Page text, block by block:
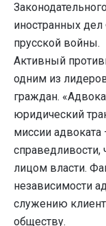
иностранных
прусской войны.
Активный
одним из
граждан.
юридический
миссии
справедливости,
лицом власти.
независимости
служению
обществу.